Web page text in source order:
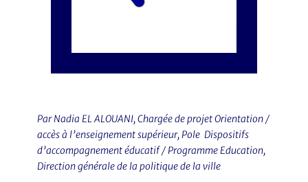
Par Nadia EL ALOUANI, Chargée de projet Orientation /
accès à l’enseignement supérieur, Pole Dispositifs
d’accompagnement éducatif / Programme Education,
Direction générale de la politique de la ville